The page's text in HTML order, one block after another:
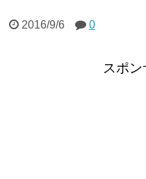
2016/9/6 0
スポ